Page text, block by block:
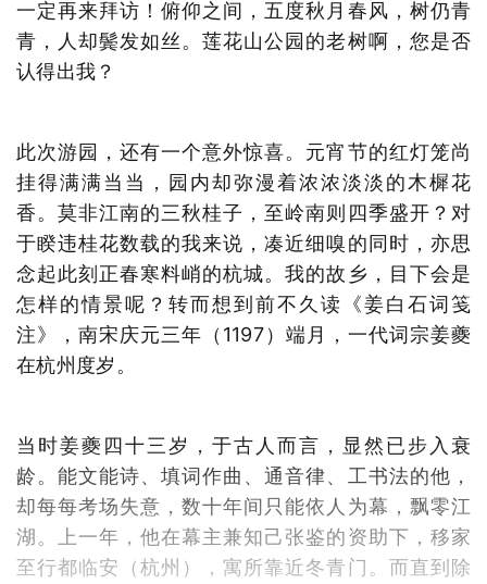
一定再来拜访！俯仰之间，五度秋月春风，树仍青
青，人却鬓发如丝。莲花山公园的老树啊，您是否
认得出我？
此次游园，还有一个意外惊喜。元宵节的红灯笼尚
挂得满满当当，园内却弥漫着浓浓淡淡的木樨花
香。莫非江南的三秋桂子，至岭南则四季盛开？对
于睽违桂花数载的我来说，凑近细嗅的同时，亦思
念起此刻正春寒料峭的杭城。我的故乡，目下会是
怎样的情景呢？转而想到前不久读《姜白石词笺
注》，南宋庆元三年（1197）端月，一代词宗姜夔
在杭州度岁。
当时姜夔四十三岁，于古人而言，显然已步入衰
龄。能文能诗、填词作曲、通音律、工书法的他，
却每每考场失意，数十年间只能依人为幕，飘零江
湖。上一年，他在幕主兼知己张鉴的资助下，移家
至行都临安（杭州），寓所靠近冬青门。而直到除